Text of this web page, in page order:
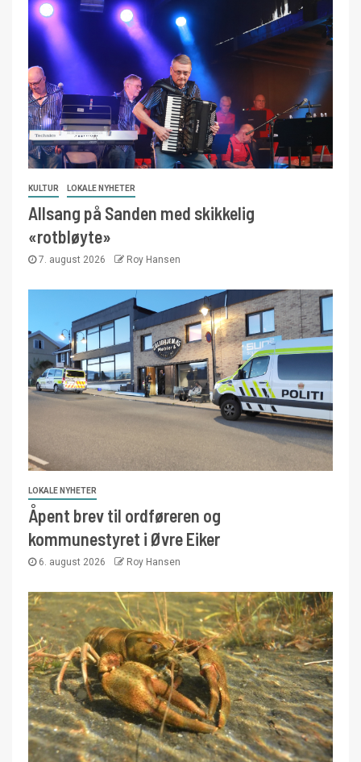
KULTUR LOKALE NYHETER
Allsang på Sanden med skikkelig
«rotbløyte»
7. august 2026 Roy Hansen
LOKALE NYHETER
Åpent brev til ordføreren og
kommunestyret i Øvre Eiker
6. august 2026 Roy Hansen